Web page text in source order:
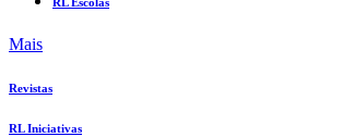
Mais
Revistas
RL Iniciativas